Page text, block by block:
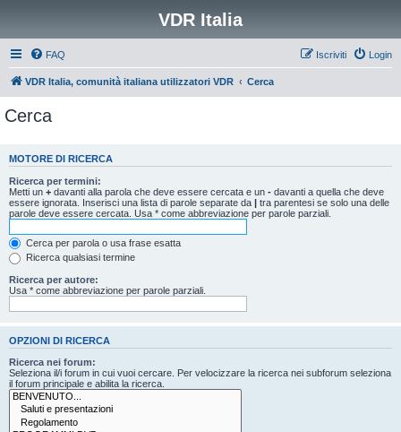
VDR Italia
FAQ Login
Iscriviti
VDR Italia, comunità italiana utilizzatori VDR Cerca
Cerca
MOTORE DI RICERCA
Ricerca per termini:
Metti un + davanti alla parola che deve essere cercata e un - davanti a quella che deve
essere ignorata. Inserisci una lista di parole separate da | tra parentesi se solo una delle
parole deve essere cercata. Usa * come abbreviazione per parole parziali.
Cerca per parola o usa frase esatta
Ricerca qualsiasi termine
Ricerca per autore:
Usa * come abbreviazione per parole parziali.
OPZIONI DI RICERCA
Ricerca nei forum:
Seleziona il/i forum in cui vuoi cercare. Per velocizzare la ricerca nei subforum seleziona
il forum principale e abilita la ricerca.